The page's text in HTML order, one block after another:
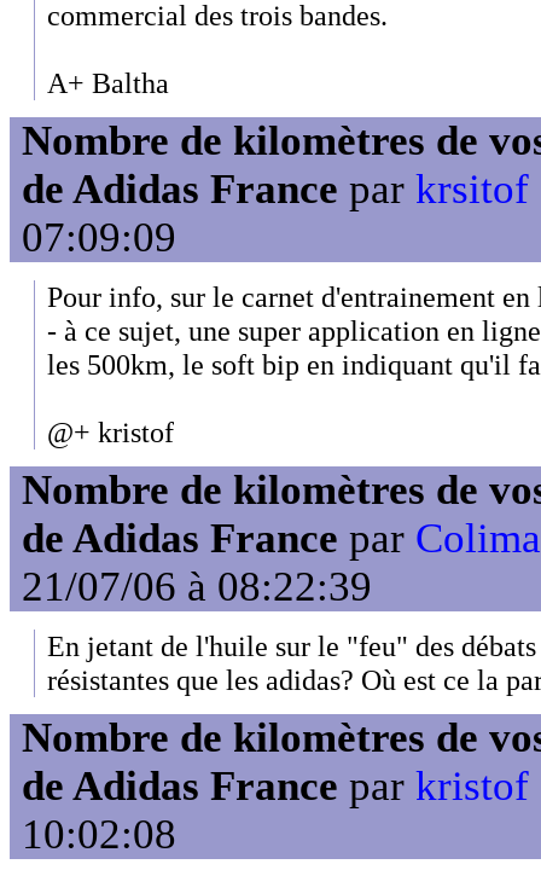
commercial des trois bandes.
A+ Baltha
Nombre de kilomètres de
de Adidas France par krsitof
07:09:09
Pour info, sur le carnet d'entrainement
- à ce sujet, une super application en
les 500km, le soft bip en indiquant qu'il
@+ kristof
Nombre de kilomètres de
de Adidas France par
21/07/06 à 08:22:39
En jetant de l'huile sur le "feu" des
résistantes que les adidas? Où est ce la
Nombre de kilomètres de
de Adidas France par kristof
10:02:08